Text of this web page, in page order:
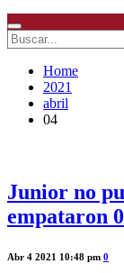
Home
2021
abril
04
Junior no
empataron
Abr 4 2021 10:48 pm 0